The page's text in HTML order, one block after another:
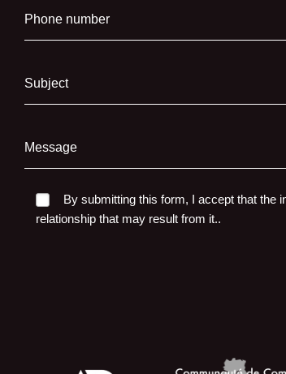
Phone number
Subject
Message
By submitting this form, I accept that the
relationship that may result from it..